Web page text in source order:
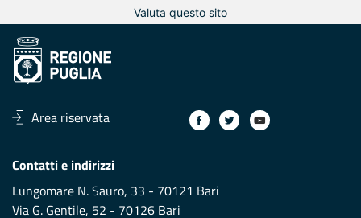
Valuta questo sito
Area riservata
Contatti e indirizzi
Lungomare N. Sauro, 33 - 70121 Bari
Via G. Gentile, 52 - 70126 Bari